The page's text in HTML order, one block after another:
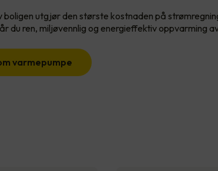
boligen utgjør den største kostnaden på
du ren, miljøvennlig og energieffektiv oppvarming
varmepumpe